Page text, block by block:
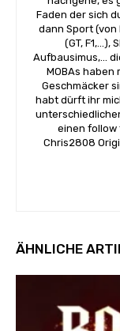
Faden der sich
dann Sport (von
(GT, F1,...),
Aufbausimus,...
MOBAs haben
Geschmäcker
habt dürft ihr
einen follow
Chris2808
ÄHNLICHE